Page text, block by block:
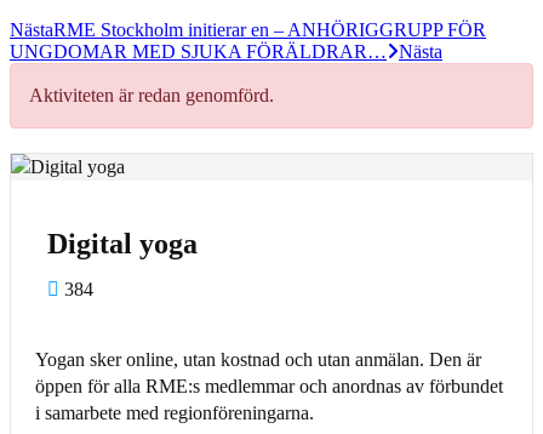
NästaRME Stockholm initierar en – ANHÖRIGGRUPP FÖR
UNGDOMAR MED SJUKA FÖRÄLDRAR…
Nästa
Aktiviteten är redan genomförd.
Digital yoga
384
Yogan sker online, utan kostnad och utan anmälan. Den är
öppen för alla RME:s medlemmar och anordnas av förbundet
i samarbete med regionföreningarna.